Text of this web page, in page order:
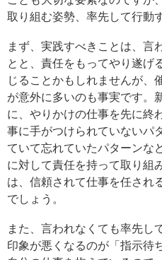
取り組む姿勢、率先して行動
まず、実践すべきことは、言
とと、責任をもってやり遂げ
じることかもしれませんが、
が意外に多いのも事実です。
に、やりかけの仕事を先に終
事に手がつけられていないパ
ていて忘れていたパターンな
に対して責任を持って取り組
は、信頼されて仕事を任され
でしょう。
また、言われなくても率先し
印象が悪くなるのが「指示待